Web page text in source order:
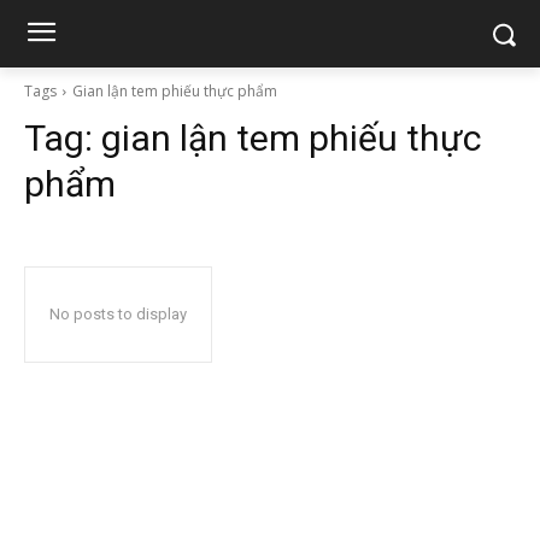
Tags Gian lận tem phiếu thực phẩm
Tag: gian lận tem phiếu thực
phẩm
No posts to display